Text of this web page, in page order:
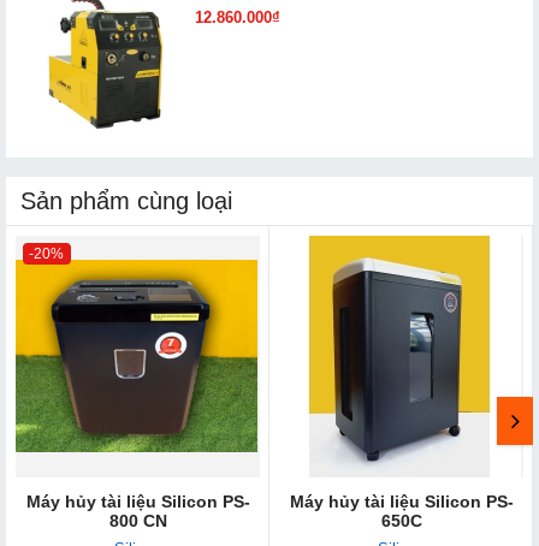
12.860.000₫
Sản phẩm cùng loại
-20%
Máy hủy tài liệu Silicon PS-
800 CN
Máy hủy tài liệu Silicon PS-
650C